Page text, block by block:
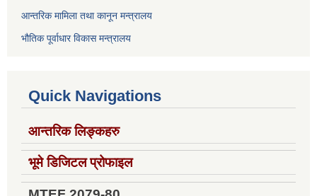
आन्तरिक मामिला तथा कानून मन्त्रालय
भौतिक पूर्वाधार विकास मन्त्रालय
Quick Navigations
आन्तरिक लिङ्कहरु
भूमे डिजिटल प्रोफाइल